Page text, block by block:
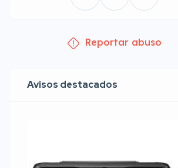
Reportar abuso
Avisos destacados